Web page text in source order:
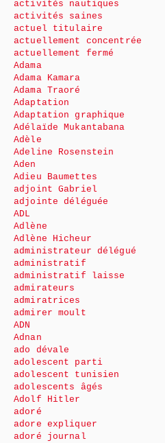
activités nautiques
activités saines
actuel titulaire
actuellement concentrée
actuellement fermé
Adama
Adama Kamara
Adama Traoré
Adaptation
Adaptation graphique
Adélaïde Mukantabana
Adèle
Adeline Rosenstein
Aden
Adieu Baumettes
adjoint Gabriel
adjointe déléguée
ADL
Adlène
Adlène Hicheur
administrateur délégué
administratif
administratif laisse
admirateurs
admiratrices
admirer moult
ADN
Adnan
ado dévale
adolescent parti
adolescent tunisien
adolescents âgés
Adolf Hitler
adoré
adore expliquer
adoré journal